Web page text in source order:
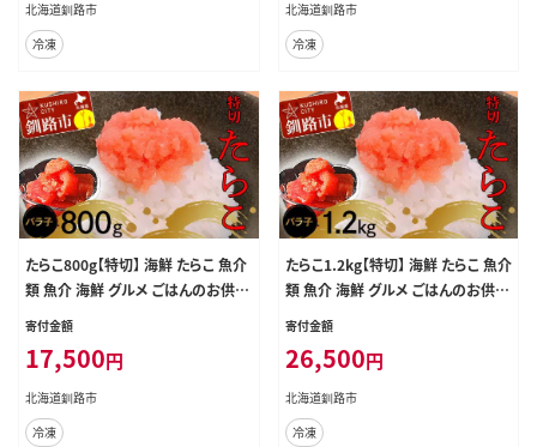
北海道釧路市
冷凍
北海道釧路市
冷凍
たらこ800g【特切】 海鮮 たらこ 魚介
類 魚介 海鮮 グルメ ごはんのお供
白米 魚卵 プチプチ 魚卵 鱈子 タラコ
寄付金額
17,500円
北海道釧路市
冷凍
たらこ1.2kg【特切】 海鮮 たらこ 魚介
類 魚介 海鮮 グルメ ごはんのお供
白米 魚卵 プチプチ 魚卵 鱈子 タラコ
寄付金額
26,500円
北海道釧路市
冷凍